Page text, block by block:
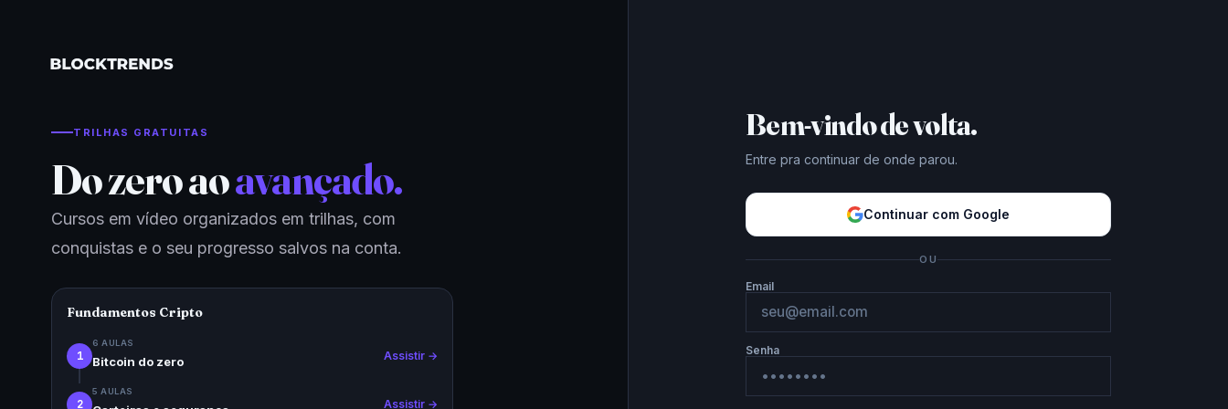
TRILHAS GRATUITAS
Do zero aoavançado.
Cursos em vídeo organizados em trilhas, com
conquistas e o seu progresso salvos na conta.
Fundamentos Cripto
1
6 AULAS
Bitcoin do zero Assistir →
2
5 AULAS
Assistir →
Bem-vindo de volta.
Entre pra continuar de onde parou.
Continuar com Google
OU
Email
Senha